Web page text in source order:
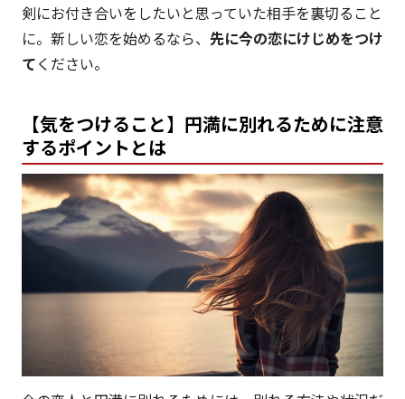
剣にお付き合いをしたいと思っていた相手を裏切ること
に。新しい恋を始めるなら、 先に今の恋にけじめをつけ
てください。
【気をつけること】円満に別れるために注意
するポイントとは